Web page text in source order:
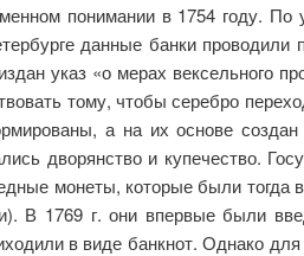
понимании в 1754 году.
данные банки проводили
указ «о мерах вексельного
тому, чтобы серебро
а на их основе
дворянство и купечество.
монеты, которые были тогда
В 1769 г. они впервые были
в виде банкнот. Однако